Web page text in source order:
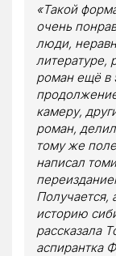
«Такой
очень
люди,
литературе,
роман ещё в
камеру,
роман,
тому же
написал
Получается,
историю
рассказала
аспирантка